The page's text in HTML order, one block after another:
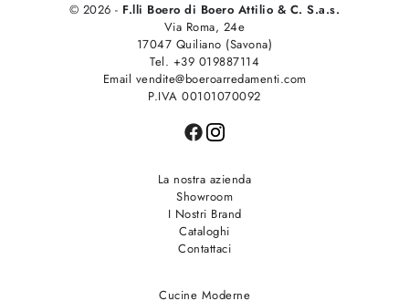
© 2026 - F.lli Boero di Boero Attilio & C. S.a.s.
Via Roma, 24e
17047 Quiliano (Savona)
Tel. +39 019887114
Email vendite@boeroarredamenti.com
P.IVA 00101070092
La nostra azienda
Showroom
I Nostri Brand
Cataloghi
Contattaci
Cucine Moderne